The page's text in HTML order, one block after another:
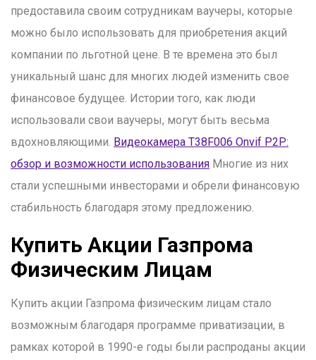
предоставила своим сотрудникам ваучеры, которые
можно было использовать для приобретения акций
компании по льготной цене. В те времена это был
уникальный шанс для многих людей изменить свое
финансовое будущее. Истории того, как люди
использовали свои ваучеры, могут быть весьма
вдохновляющими. Видеокамера T38F006 Onvif P2P:
обзор и возможности использования Многие из них
стали успешными инвесторами и обрели финансовую
стабильность благодаря этому предложению.
Купить Акции Газпрома
Физическим Лицам
Купить акции Газпрома физическим лицам стало
возможным благодаря программе приватизации, в
рамках которой в 1990-е годы были распроданы акции